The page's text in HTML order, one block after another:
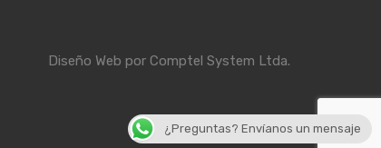
Diseño Web por Comptel System Ltda.
¿Preguntas? Envíanos un mensaje